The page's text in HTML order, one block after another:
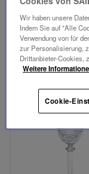
235,00 €
NICHT AUF
Wir haben unsere
Indem Sie auf "Alle
Verwendung von für
zur Personalisierung,
Drittanbieter-Cookies,
Weitere
Cookie-